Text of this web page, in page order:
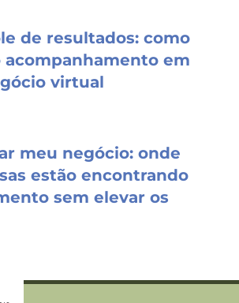
de resultados: como
acompanhamento em
virtual
meu negócio: onde
estão encontrando
sem elevar os